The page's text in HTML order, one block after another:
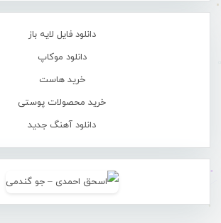
دانلود فایل لایه باز
دانلود موکاپ
خرید هاست
خرید محصولات پوستی
دانلود آهنگ جدید